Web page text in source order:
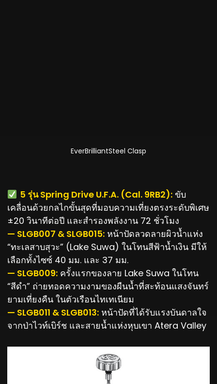
EverBrilliantSteel Clasp
5 รุ่น Spring Drive U.F.A. (Cal. 9RB2):ขับ
เคลื่อนด้วยกลไกขั้นสุดที่มอบความเที่ยงตรงระดับพิเศษ
±20 วินาทีต่อปี และสำรองพลังงาน 72 ชั่วโมง
— SLGB007 & SLGB015: หน้าปัดลวดลายผิวน้ำแห่ง
“ทะเลสาบสุวะ” (Lake Suwa) ในโทนสีฟ้าน้ำเงิน มีให้
เลือกทั้งไซซ์ 40 มม. และ 37 มม.
— SLGB009: ครั้งแรกของลาย Lake Suwa ในโทน
“สีดำ” ถ่ายทอดความงามของผืนน้ำที่สะท้อนแสงจันทร์
ยามเที่ยงคืน ในตัวเรือนไทเทเนียม
— SLGB011 & SLGB013: หน้าปัดที่ได้รับแรงบันดาลใจ
จากป่าไวท์เบิร์ช และสายน้ำแห่งหุบเขา Atera Valley